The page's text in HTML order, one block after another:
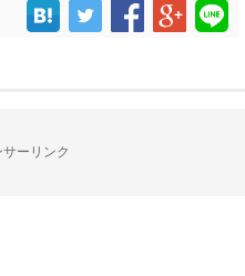
ーリンク